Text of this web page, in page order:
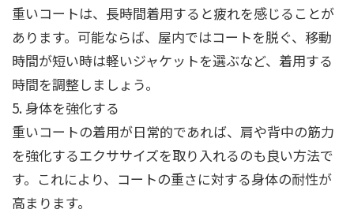
重いコートは、長時間着用すると疲れを感じることが
あります。可能ならば、屋内ではコートを脱ぐ、移動
時間が短い時は軽いジャケットを選ぶなど、着用する
時間を調整しましょう。
5. 身体を強化する
重いコートの着用が日常的であれば、肩や背中の筋力
を強化するエクササイズを取り入れるのも良い方法で
す。これにより、コートの重さに対する身体の耐性が
高まります。